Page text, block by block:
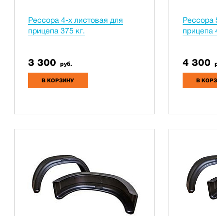
Рессора 4-х листовая для
прицепа 375 кг.
3 300 руб.
В КОРЗИНУ
Рессора
прицепа
4 300
В